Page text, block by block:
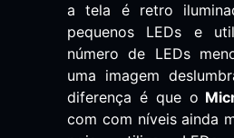
a tela é retro
pequenos LEDs e
número de LEDs
uma imagem
diferença é que o
com com níveis ainda